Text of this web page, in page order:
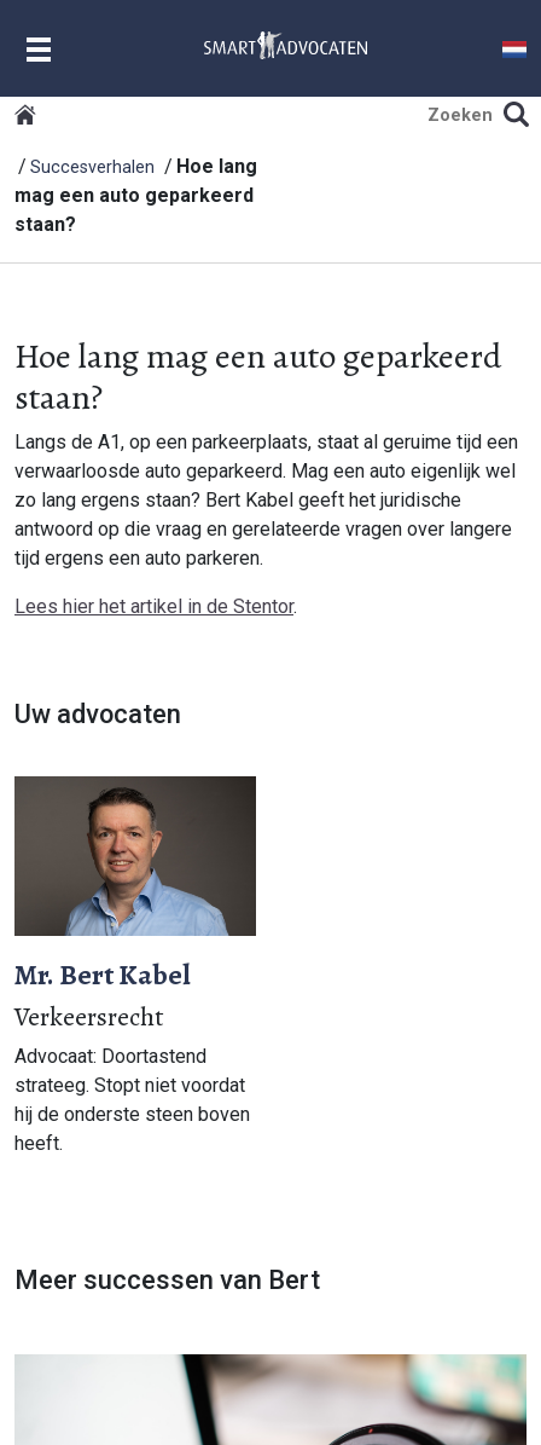
Succesverhalen
Hoe lang
mag een auto geparkeerd
staan?
Hoe lang mag een auto geparkeerd
staan?
Langs de A1, op een parkeerplaats, staat al geruime tijd een
verwaarloosde auto geparkeerd. Mag een auto eigenlijk wel
zo lang ergens staan? Bert Kabel geeft het juridische
antwoord op die vraag en gerelateerde vragen over langere
tijd ergens een auto parkeren.
Lees hier het artikel in de Stentor.
Uw advocaten
Mr. Bert Kabel
Verkeersrecht
Advocaat: Doortastend
strateeg. Stopt niet voordat
hij de onderste steen boven
heeft.
Meer successen van Bert